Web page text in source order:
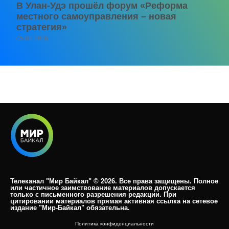
В Улан-Удэ прошёл форум «Реформа
местного самоуправления – новая
стратегия»
05.08.2026
Телеканал "Мир Байкал" © 2026. Все права защищены. Полное
или частичное заимствование материалов допускается
только с письменного разрешения редакции. При
цитировании материалов прямая активная ссылка на сетевое
издание "Мир-Байкал" обязательна.​
Политика конфиденциальности